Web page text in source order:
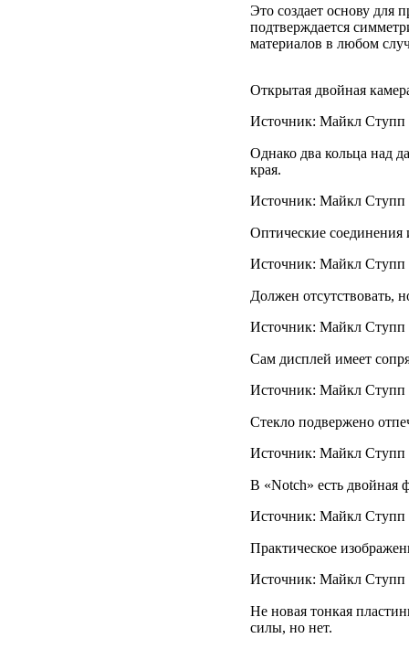
Это создает основу для
подтверждается
материалов в любом
Открытая двойная
Источник: Майкл Ступп
Однако два кольца над
края.
Источник: Майкл Ступп
Оптические соединения
Источник: Майкл Ступп
Должен отсутствовать,
Источник: Майкл Ступп
Сам дисплей имеет
Источник: Майкл Ступп
Стекло подвержено
Источник: Майкл Ступп
В «Notch» есть двойная
Источник: Майкл Ступп
Практическое
Источник: Майкл Ступп
Не новая тонкая
силы, но нет.